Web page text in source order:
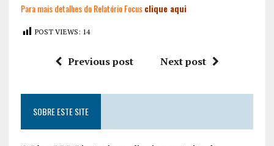
Para mais detalhes do Relatório Focusclique aqui
POST VIEWS: 14
Previous post Next post
SOBRE ESTE SITE